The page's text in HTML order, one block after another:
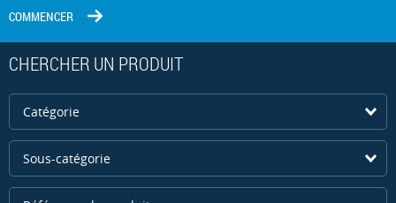
COMMENCER
CHERCHER UN PRODUIT
Catégorie
Sous-catégorie